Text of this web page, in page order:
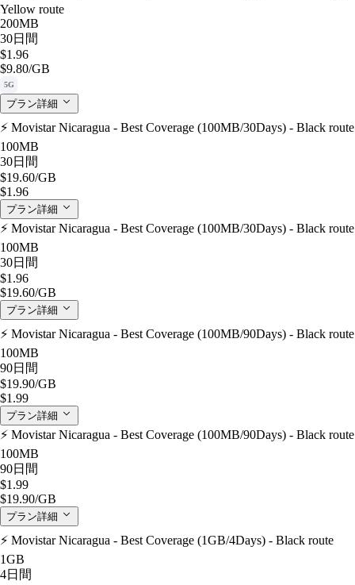
Yellow route
200MB
30日間
$1.96
$9.80/GB
5G
プラン詳細
⚡️ Movistar Nicaragua - Best Coverage (100MB/30Days) - Black route
100MB
30日間
$19.60/GB
$1.96
プラン詳細
⚡️ Movistar Nicaragua - Best Coverage (100MB/30Days) - Black route
100MB
30日間
$1.96
$19.60/GB
プラン詳細
⚡️ Movistar Nicaragua - Best Coverage (100MB/90Days) - Black route
100MB
90日間
$19.90/GB
$1.99
プラン詳細
⚡️ Movistar Nicaragua - Best Coverage (100MB/90Days) - Black route
100MB
90日間
$1.99
$19.90/GB
プラン詳細
⚡️ Movistar Nicaragua - Best Coverage (1GB/4Days) - Black route
1GB
4日間